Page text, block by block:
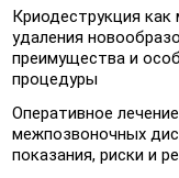
Криодеструкция как
удаления
преимущества и
процедуры
Оперативное
межпозвоночных
показания, риски и